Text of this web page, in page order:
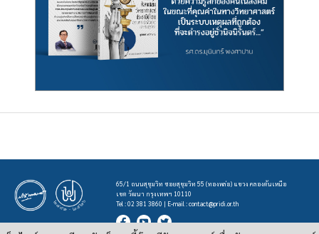
65/1 ถนนสุขุมวิท ซอยสุขุมวิท 55 (ทองหล่อ) แขวง คลองตันเหนือ
เขต วัฒนา กรุงเทพฯ 10110
Tel : 02 381 3860 | E-mail :contact@pridi.or.th